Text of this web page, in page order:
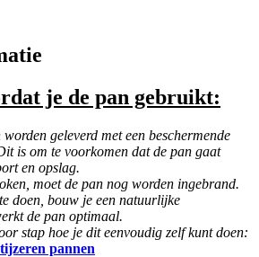
je de pan gebruikt:
geleverd met een beschermende
is om te voorkomen dat de pan gaat
en opslag.
moet de pan nog worden ingebrand.
doen, bouw je een natuurlijke
de pan optimaal.
stap hoe je dit eenvoudig zelf kunt doen:
pannen